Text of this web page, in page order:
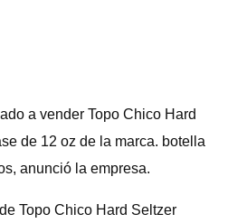
a vender Topo Chico Hard
de 12 oz de la marca. botella
anunció la empresa.
Topo Chico Hard Seltzer